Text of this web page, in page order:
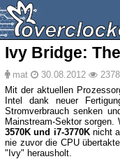
Ivy Bridge:
mat 30.08.2012
Mit der aktuellen
Intel dank neuer
Stromverbrauch senken
Mainstream-Sektor sorgen.
3570K und i7-3770Knicht
nie zuvor die CPU
"Ivy" herausholt.